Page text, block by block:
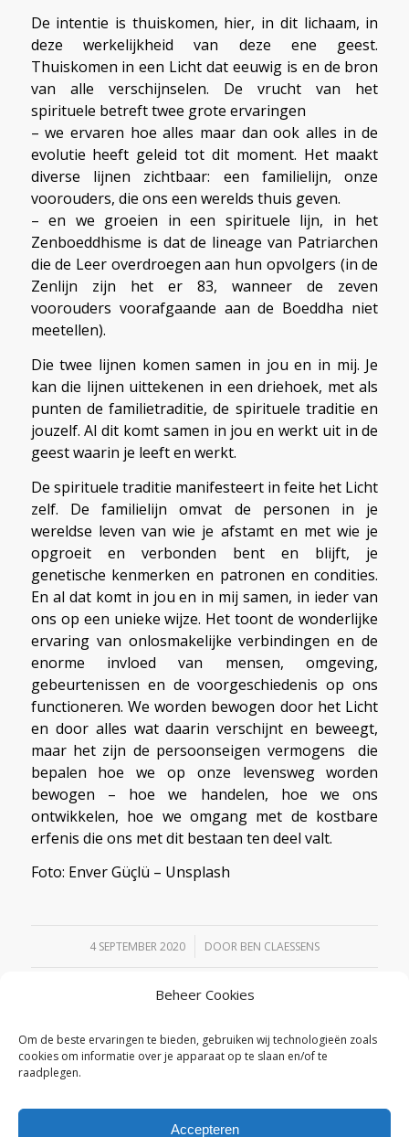
Beheer Cookies
Om de beste ervaringen te bieden, gebruiken wij technologieën zoals
cookies om informatie over je apparaat op te slaan en/of te
raadplegen.
Accepteren
De intentie is thuiskomen, hier, in dit lichaam, in
deze werkelijkheid van deze ene geest.
Thuiskomen in een Licht dat eeuwig is en de bron
van alle verschijnselen. De vrucht van het
spirituele betreft twee grote ervaringen
– we ervaren hoe alles maar dan ook alles in de
evolutie heeft geleid tot dit moment. Het maakt
diverse lijnen zichtbaar: een familielijn, onze
voorouders, die ons een werelds thuis geven.
– en we groeien in een spirituele lijn, in het
Zenboeddhisme is dat de lineage van Patriarchen
die de Leer overdroegen aan hun opvolgers (in de
Zenlijn zijn het er 83, wanneer de zeven
voorouders voorafgaande aan de Boeddha niet
meetellen).
Die twee lijnen komen samen in jou en in mij. Je
kan die lijnen uittekenen in een driehoek, met als
punten de familietraditie, de spirituele traditie en
jouzelf. Al dit komt samen in jou en werkt uit in de
geest waarin je leeft en werkt.
De spirituele traditie manifesteert in feite het Licht
zelf. De familielijn omvat de personen in je
wereldse leven van wie je afstamt en met wie je
opgroeit en verbonden bent en blijft, je
genetische kenmerken en patronen en condities.
En al dat komt in jou en in mij samen, in ieder van
ons op een unieke wijze. Het toont de wonderlijke
ervaring van onlosmakelijke verbindingen en de
enorme invloed van mensen, omgeving,
gebeurtenissen en de voorgeschiedenis op ons
functioneren. We worden bewogen door het Licht
en door alles wat daarin verschijnt en beweegt,
maar het zijn de persoonseigen vermogens die
bepalen hoe we op onze levensweg worden
bewogen – hoe we handelen, hoe we ons
ontwikkelen, hoe we omgang met de kostbare
erfenis die ons met dit bestaan ten deel valt.
Foto: Enver Güçlü – Unsplash
4 SEPTEMBER 2020
/ DOOR BEN CLAESSENS